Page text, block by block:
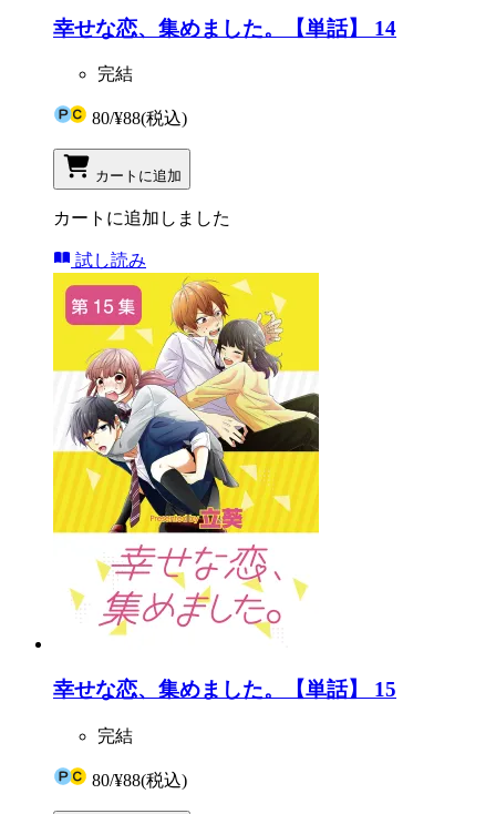
幸せな恋、集めました。【単話】 14
完結
80/¥88(税込)
カートに追加
カートに追加しました
試し読み
幸せな恋、集めました。【単話】 15
完結
80/¥88(税込)